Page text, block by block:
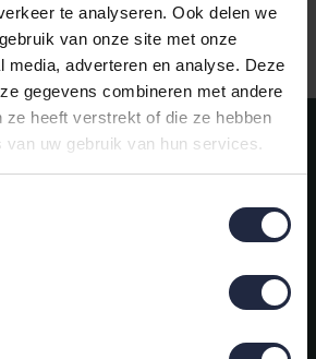
te analyseren. Ook delen we
van onze site met onze
media, adverteren en analyse. Deze
gegevens combineren met andere
ze heeft verstrekt of die ze hebben
uw gebruik van hun services.
aanbod badtextiel
nieuwsbrief!
AANMELDEN